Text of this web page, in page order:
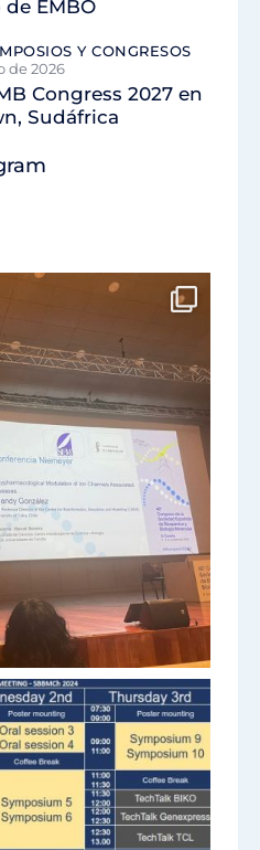
EMBO
Y CONGRESOS
de 2026
Congress 2027 en
Sudáfrica